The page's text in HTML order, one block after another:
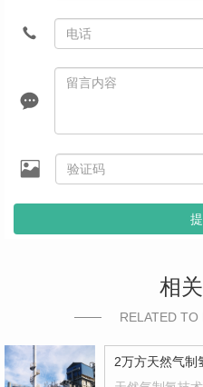
相
RELATED
2万方天然气制